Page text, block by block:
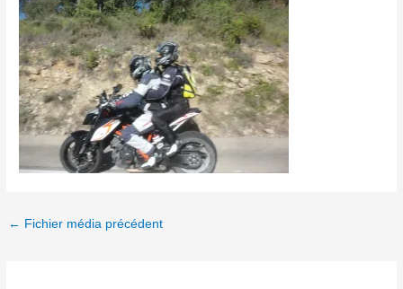
← Fichier média précédent